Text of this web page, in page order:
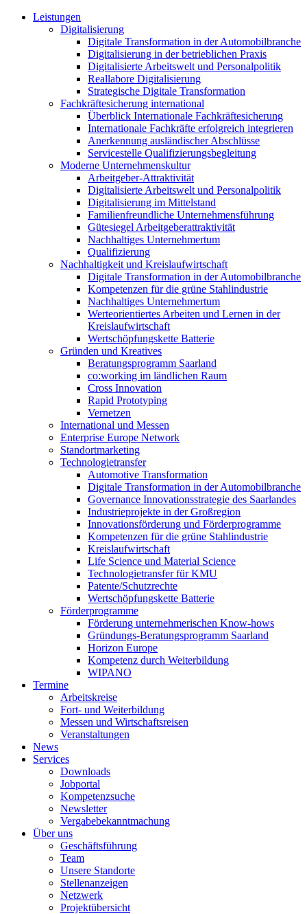
Leistungen
Digitalisierung
Digitale Transformation in der Automobilbranche
Digitalisierung in der betrieblichen Praxis
Digitalisierte Arbeitswelt und Personalpolitik
Reallabore Digitalisierung
Strategische Digitale Transformation
Fachkräftesicherung international
Überblick Internationale Fachkräftesicherung
Internationale Fachkräfte erfolgreich integrieren
Anerkennung ausländischer Abschlüsse
Servicestelle Qualifizierungsbegleitung
Moderne Unternehmenskultur
Arbeitgeber-Attraktivität
Digitalisierte Arbeitswelt und Personalpolitik
Digitalisierung im Mittelstand
Familienfreundliche Unternehmensführung
Gütesiegel Arbeitgeberattraktivität
Nachhaltiges Unternehmertum
Qualifizierung
Nachhaltigkeit und Kreislaufwirtschaft
Digitale Transformation in der Automobilbranche
Kompetenzen für die grüne Stahlindustrie
Nachhaltiges Unternehmertum
Werteorientiertes Arbeiten und Lernen in der
Kreislaufwirtschaft
Wertschöpfungskette Batterie
Gründen und Kreatives
Beratungsprogramm Saarland
co:working im ländlichen Raum
Cross Innovation
Rapid Prototyping
Vernetzen
International und Messen
Enterprise Europe Network
Standortmarketing
Technologietransfer
Automotive Transformation
Digitale Transformation in der Automobilbranche
Governance Innovationsstrategie des Saarlandes
Industrieprojekte in der Großregion
Innovationsförderung und Förderprogramme
Kompetenzen für die grüne Stahlindustrie
Kreislaufwirtschaft
Life Science und Material Science
Technologietransfer für KMU
Patente/Schutzrechte
Wertschöpfungskette Batterie
Förderprogramme
Förderung unternehmerischen Know-hows
Gründungs-Beratungsprogramm Saarland
Horizon Europe
Kompetenz durch Weiterbildung
WIPANO
Termine
Arbeitskreise
Fort- und Weiterbildung
Messen und Wirtschaftsreisen
Veranstaltungen
News
Services
Downloads
Jobportal
Kompetenzsuche
Newsletter
Vergabebekanntmachung
Über uns
Geschäftsführung
Team
Unsere Standorte
Stellenanzeigen
Netzwerk
Projektübersicht